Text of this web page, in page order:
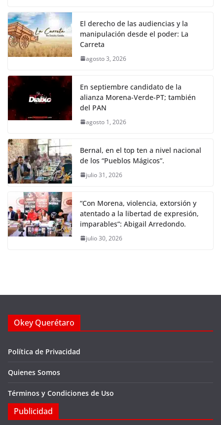
El derecho de las audiencias y la
manipulación desde el poder: La
Carreta
agosto 3, 2026
En septiembre candidato de la
alianza Morena-Verde-PT; también
del PAN
agosto 1, 2026
Bernal, en el top ten a nivel nacional
de los “Pueblos Mágicos”.
julio 31, 2026
“Con Morena, violencia, extorsión y
atentado a la libertad de expresión,
imparables”: Abigail Arredondo.
julio 30, 2026
Okey Querétaro
Política de Privacidad
Quienes Somos
Términos y Condiciones de Uso
Publicidad